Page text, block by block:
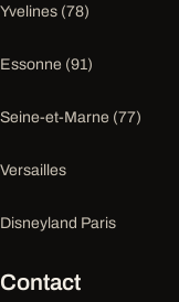
Yvelines (78)
Essonne (91)
Seine-et-Marne (77)
Versailles
Disneyland Paris
Contact